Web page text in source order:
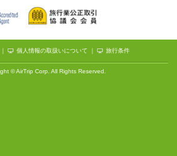
個人情報の取扱いについて ｜ 旅行条件
© AirTrip Corp. All Rights Reserved.